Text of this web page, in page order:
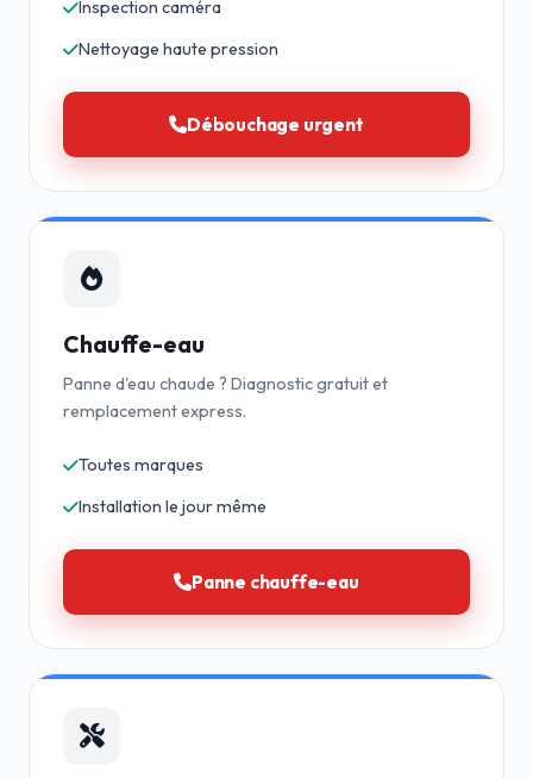
Inspection caméra
Nettoyage haute pression
Débouchage urgent
Chauffe-eau
Panne d'eau chaude ? Diagnostic gratuit et
remplacement express.
Toutes marques
Installation le jour même
Panne chauffe-eau